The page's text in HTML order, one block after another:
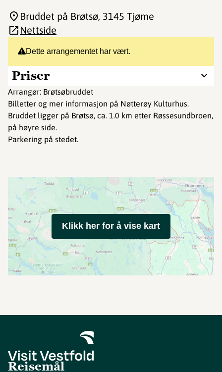
Dette arrangementet har vært.
Priser
Arrangør: Brøtsøbruddet
Billetter og mer informasjon på Nøtterøy Kulturhus.
Bruddet ligger på Brøtsø, ca. 1.0 km etter Røssesundbroen,
på høyre side.
Parkering på stedet.
Bruddet på Brøtsø, 3145 Tjøme
Nettside
Klikk her for å vise kart
Reisemål